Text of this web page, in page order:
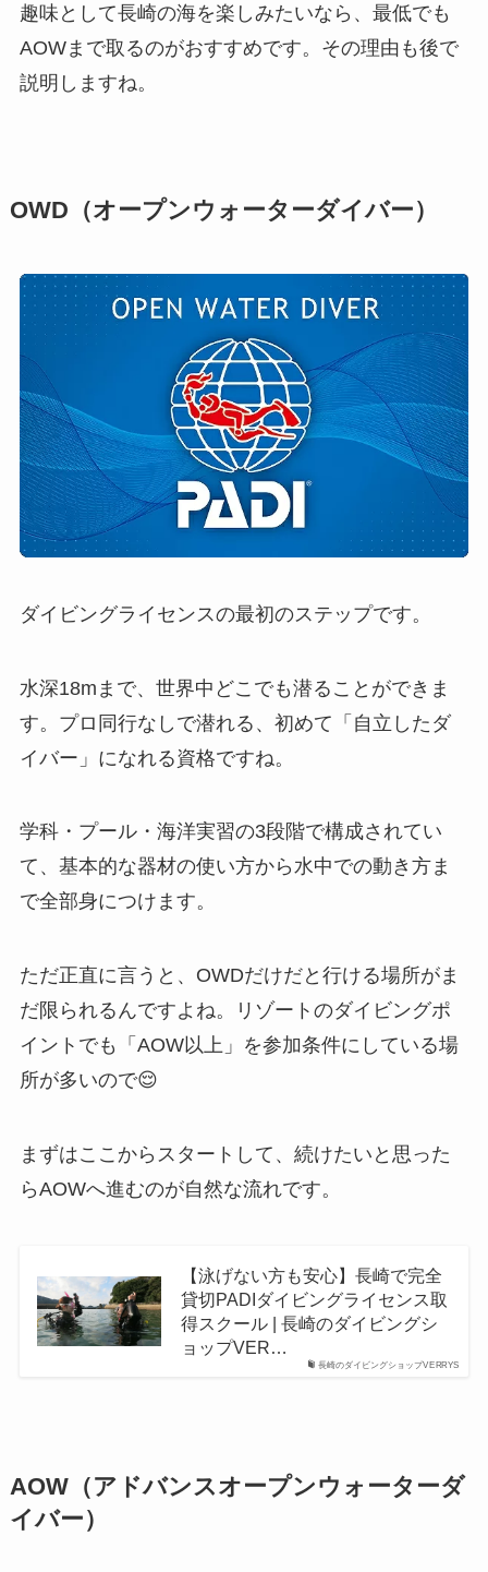
趣味として長崎の海を楽しみたいなら、最低でも
AOWまで取るのがおすすめです。その理由も後で
説明しますね。
OWD（オープンウォーターダイバー）
ダイビングライセンスの最初のステップです。
水深18mまで、世界中どこでも潜ることができま
す。プロ同行なしで潜れる、初めて「自立したダ
イバー」になれる資格ですね。
学科・プール・海洋実習の3段階で構成されてい
て、基本的な器材の使い方から水中での動き方ま
で全部身につけます。
ただ正直に言うと、OWDだけだと行ける場所がま
だ限られるんですよね。リゾートのダイビングポ
イントでも「AOW以上」を参加条件にしている場
所が多いので😌
まずはここからスタートして、続けたいと思った
らAOWへ進むのが自然な流れです。
長崎のダイビングショップVERRYS
【泳げない方も安心】長崎で完全
貸切PADIダイビングライセンス取
得スクール | 長崎のダイビングシ
ョップVER…
AOW（アドバンスオープンウォーターダ
イバー）